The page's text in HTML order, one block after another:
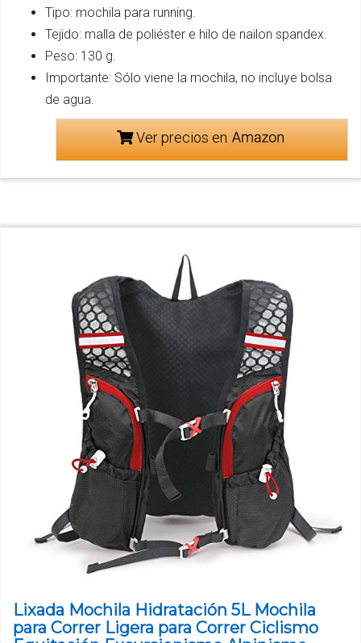
Tipo: mochila para running.
Tejido: malla de poliéster e hilo de nailon spandex.
Peso: 130 g.
Importante: Sólo viene la mochila, no incluye bolsa
de agua.
Ver precios en
Lixada Mochila Hidratación 5L Mochila
para Correr Ligera para Correr Ciclismo